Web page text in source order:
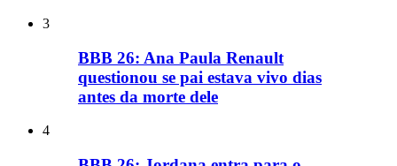
3
BBB 26: Ana Paula Renault
questionou se pai estava vivo dias
antes da morte dele
4